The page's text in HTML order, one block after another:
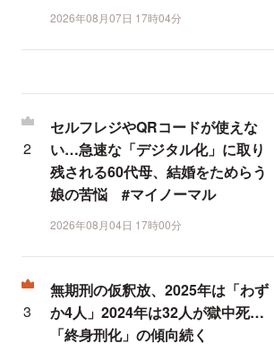
2026年08月07日 17時04分
セルフレジやQRコードが使えな
い…急速な「デジタル化」に取り
残される60代母、結婚をためらう
娘の苦悩 #マイノーマル
2026年08月04日 17時00分
無期刑の仮釈放、2025年は「わず
か4人」2024年は32人が獄中死…
「終身刑化」の傾向続く